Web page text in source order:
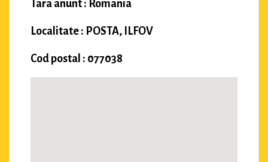
Tara anunt : Romania
Localitate : POSTA, ILFOV
Cod postal : 077038